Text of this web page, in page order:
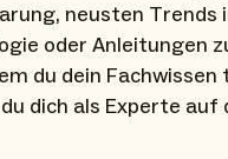
neusten Trends
oder Anleitungen
du dein Fachwissen
dich als Experte auf